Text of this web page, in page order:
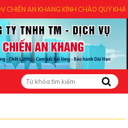
CHIẾN AN KHANG KÍNH CHÀO QUÝ